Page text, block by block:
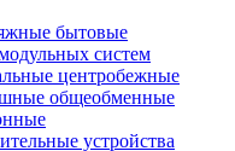
бытовые
систем
центробежные
общеобменные
устройства